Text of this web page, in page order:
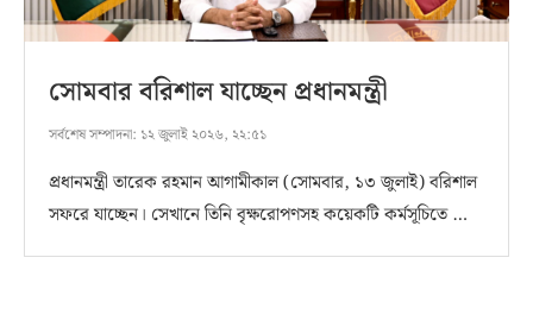
সোমবার বরিশাল যাচ্ছেন প্রধানমন্ত্রী
সর্বশেষ সম্পাদনা: ১২ জুলাই ২০২৬, ২২:৫১
প্রধানমন্ত্রী তারেক রহমান আগামীকাল (সোমবার, ১৩ জুলাই) বরিশাল
সফরে যাচ্ছেন। সেখানে তিনি বৃক্ষরোপণসহ কয়েকটি কর্মসূচিতে …